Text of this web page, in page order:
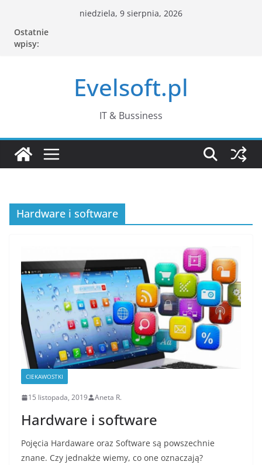
treści
niedziela, 9 sierpnia, 2026
Ostatnie
wpisy:
Evelsoft.pl
IT & Bussiness
Hardware i software
CIEKAWOSTKI
15 listopada, 2019 Aneta R.
Hardware i software
Pojęcia Hardaware oraz Software są powszechnie
znane. Czy jednakże wiemy, co one oznaczają?